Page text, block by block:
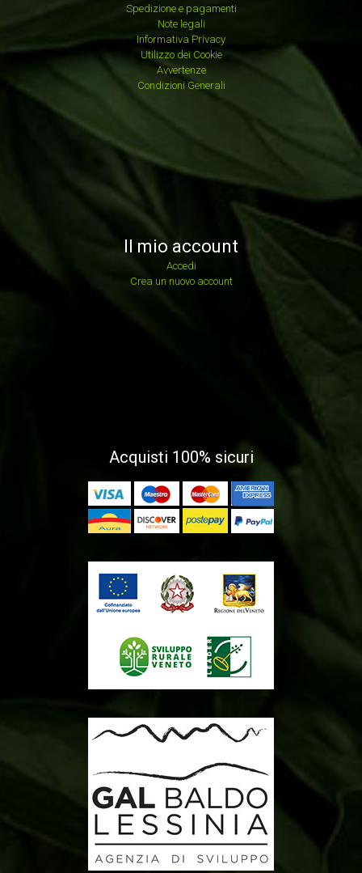
Spedizione e pagamenti
Note legali
Informativa Privacy
Utilizzo dei Cookie
Avvertenze
Condizioni Generali
Il mio account
Accedi
Crea un nuovo account
Acquisti 100% sicuri